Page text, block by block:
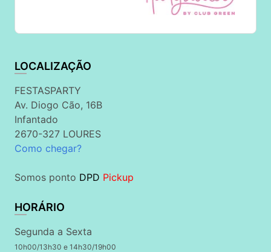
LOCALIZAÇÃO
FESTASPARTY
Av. Diogo Cão, 16B
Infantado
2670-327 LOURES
Como chegar?
Somos ponto DPD Pickup
HORÁRIO
Segunda a Sexta
10h00/13h30 e 14h30/19h00